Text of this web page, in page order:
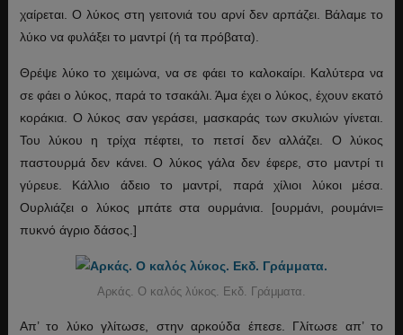
χαίρεται. Ο λύκος στη γειτονιά του αρνί δεν αρπάζει. Βάλαμε το
λύκο να φυλάξει το μαντρί (ή τα πρόβατα).
Θρέψε λύκο το χειμώνα, να σε φάει το καλοκαίρι. Καλύτερα να
σε φάει ο λύκος, παρά το τσακάλι. Άμα έχει ο λύκος, έχουν εκατό
κοράκια. Ο λύκος σαν γεράσει, μασκαράς των σκυλιών γίνεται.
Του λύκου η τρίχα πέφτει, το πετσί δεν αλλάζει. Ο λύκος
παστουρμά δεν κάνει. Ο λύκος γάλα δεν έφερε, στο μαντρί τι
γύρευε. Κάλλιο άδειο το μαντρί, παρά χίλιοι λύκοι μέσα.
Ουρλιάζει ο λύκος μπάτε στα ουρμάνια. [ουρμάνι, ρουμάνι=
πυκνό άγριο δάσος.]
Αρκάς. Ο καλός λύκος. Εκδ. Γράμματα.
Απ’ το λύκο γλίτωσε, στην αρκούδα έπεσε. Γλίτωσε απ’ το